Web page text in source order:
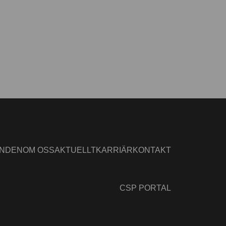
OM OSSAKTUELLTKARRIÄRKONTAKT
CSP PORTAL